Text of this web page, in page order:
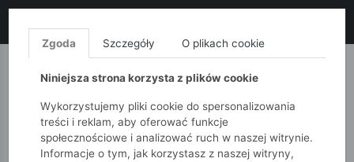
MONNARI QUIOSQUE
Zgoda Szczegóły O plikach cookie
Niniejsza strona korzysta z plików cookie
Wykorzystujemy pliki cookie do spersonalizowania
treści i reklam, aby oferować funkcje
społecznościowe i analizować ruch w naszej witrynie.
Informacje o tym, jak korzystasz z naszej witryny,